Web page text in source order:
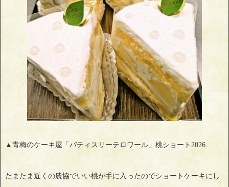
▲青梅のケーキ屋「パティスリーテロワール」桃ショート2026
たまたま近くの農協でいい桃が手に入ったのでショートケーキにし